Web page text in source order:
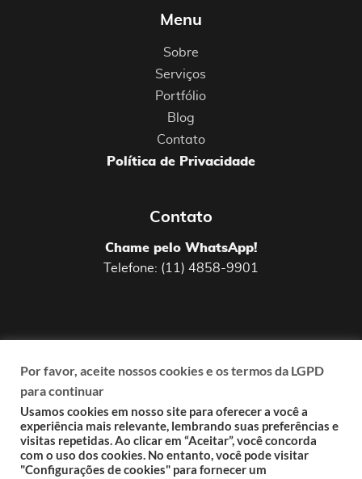
Uma agência digital fundada em 2009 que
garantaresultadosem suas ações de
marketing,responsabilidadeao lidar com a
comunicação do cliente,
pensamento
estratégicode longo prazo ecusto
Menu
Sobre
Serviços
Portfólio
Blog
Contato
Política de Privacidade
Contato
Chame pelo WhatsApp!
Telefone: (11) 4858-9901
Por favor, aceite nossos cookies e os termos da LGPD
para continuar
Usamos cookies em nosso site para oferecer a você a
experiência mais relevante, lembrando suas preferências e
visitas repetidas. Ao clicar em “Aceitar”, você concorda
com o uso dos cookies. No entanto, você pode visitar
"Configurações de cookies" para fornecer um